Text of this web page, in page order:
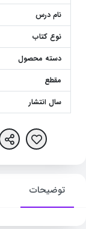
نام درس
نوع کتاب
دسته محصول
مقطع
سال انتشار
توضیحات